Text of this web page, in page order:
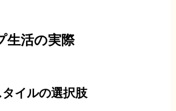
生活の実際
イルの選択肢